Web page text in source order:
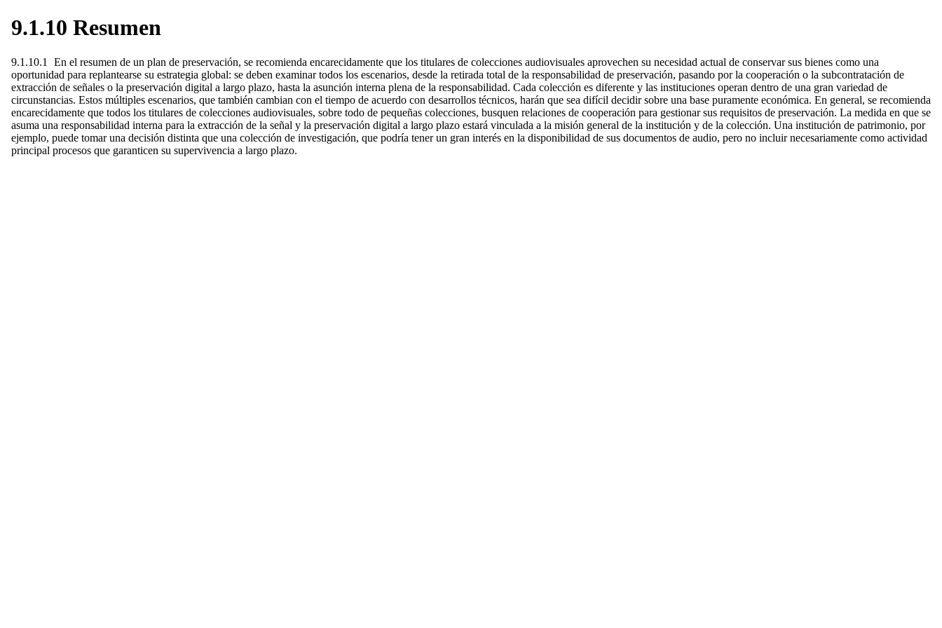
9.1.10 Resumen
9.1.10.1 En el resumen de un plan de preservación, se recomienda encarecidamente que los titulares de colecciones audiovisuales aprovechen su necesidad actual de conservar sus bienes como una
oportunidad para replantearse su estrategia global: se deben examinar todos los escenarios, desde la retirada total de la responsabilidad de preservación, pasando por la cooperación o la subcontratación de
extracción de señales o la preservación digital a largo plazo, hasta la asunción interna plena de la responsabilidad. Cada colección es diferente y las instituciones operan dentro de una gran variedad de
circunstancias. Estos múltiples escenarios, que también cambian con el tiempo de acuerdo con desarrollos técnicos, harán que sea difícil decidir sobre una base puramente económica. En general, se recomienda
encarecidamente que todos los titulares de colecciones audiovisuales, sobre todo de pequeñas colecciones, busquen relaciones de cooperación para gestionar sus requisitos de preservación. La medida en que se
asuma una responsabilidad interna para la extracción de la señal y la preservación digital a largo plazo estará vinculada a la misión general de la institución y de la colección. Una institución de patrimonio, por
ejemplo, puede tomar una decisión distinta que una colección de investigación, que podría tener un gran interés en la disponibilidad de sus documentos de audio, pero no incluir necesariamente como actividad
principal procesos que garanticen su supervivencia a largo plazo.